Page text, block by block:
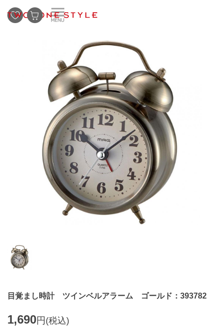
目覚まし時計 ツインベルアラーム ゴールド：393782
1,690円 (税込)